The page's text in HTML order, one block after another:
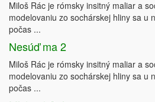
Miloš Rác je rómsky insitný maliar a
modelovaniu zo sochárskej hliny sa u
počas ...
Nesúď ma 2
Miloš Rác je rómsky insitný maliar a
modelovaniu zo sochárskej hliny sa u
počas ...